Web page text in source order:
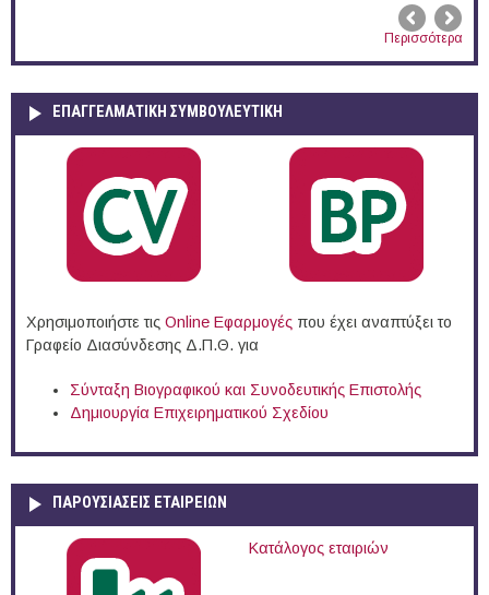
Περισσότερα
ΕΠΑΓΓΕΛΜΑΤΙΚΉ ΣΥΜΒΟΥΛΕΥΤΙΚΉ
Χρησιμοποιήστε τις Online Eφαρμογές που έχει αναπτύξει το
Γραφείο Διασύνδεσης Δ.Π.Θ. για
Σύνταξη Βιογραφικού και Συνοδευτικής Επιστολής
Δημιουργία Επιχειρηματικού Σχεδίου
ΠΑΡΟΥΣΙΆΣΕΙΣ ΕΤΑΙΡΕΙΏΝ
Κατάλογος εταιριών